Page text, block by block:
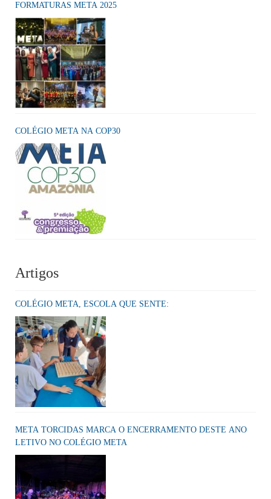
FORMATURAS META 2025
COLÉGIO META NA COP30
Artigos
COLÉGIO META, ESCOLA QUE SENTE:
META TORCIDAS MARCA O ENCERRAMENTO DESTE ANO
LETIVO NO COLÉGIO META